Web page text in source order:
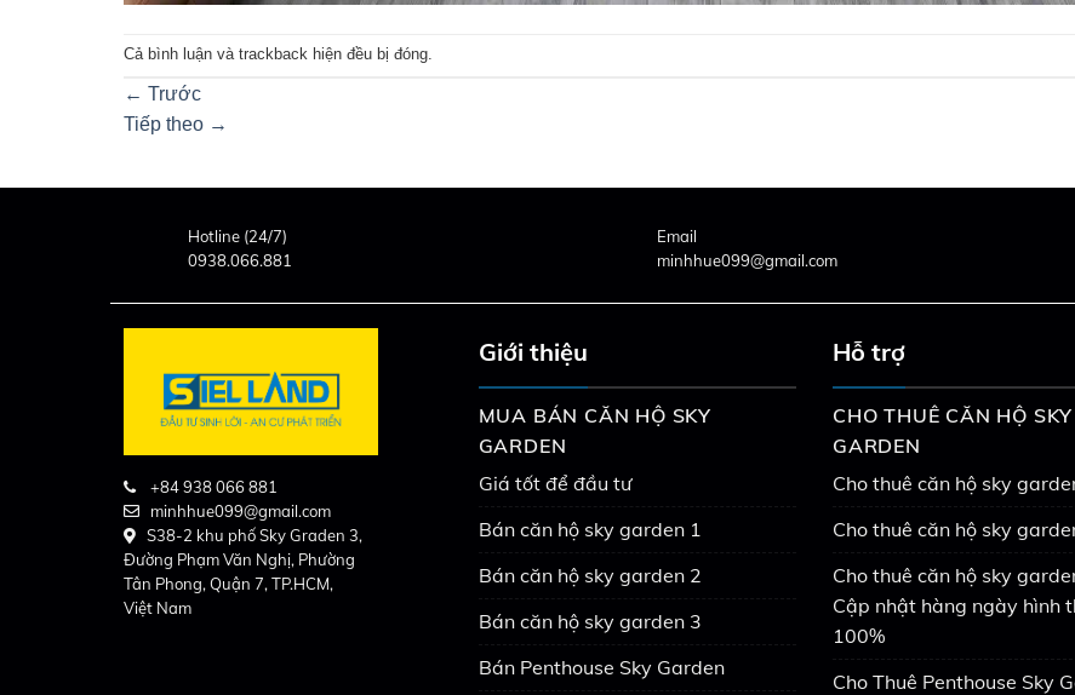
Cả bình luận và trackback hiện đều bị đóng.
← Trước
Tiếp theo →
Hotline (24/7)
0938.066.881
Email
minhhue099@gmail.com
+84 938 066 881
minhhue099@gmail.com
S38-2 khu phố Sky Graden 3,
Đường Phạm Văn Nghị, Phường
Tân Phong, Quận 7, TP.HCM,
Việt Nam
Giới thiệu
MUA BÁN CĂN HỘ SKY
GARDEN
Giá tốt để đầu tư
Bán căn hộ sky garden 1
Bán căn hộ sky garden 2
Bán căn hộ sky garden 3
Bán Penthouse Sky Garden
Hỗ trợ
CHO THUÊ CĂN HỘ SKY
GARDEN
Cho thuê căn hộ sky
Cho thuê căn hộ sky
Cho thuê căn hộ sky
Cập nhật hàng ngày hình
100%
Cho Thuê Penthouse Sky